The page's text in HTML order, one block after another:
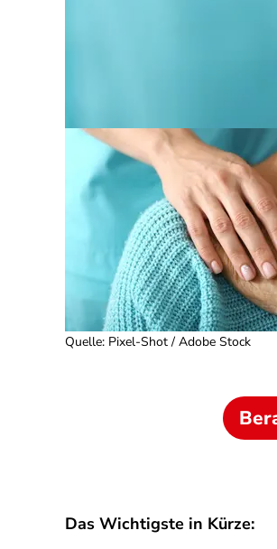
Quelle: Pixel-Shot / Adobe Stock
Das Wichtigste in Kürze: